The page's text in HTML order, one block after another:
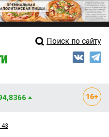
Свежий выпускПоиск по сайту